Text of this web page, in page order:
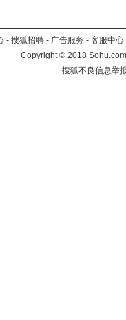
- 搜狐招聘 - 广告服务 - 客服中心
Copyright©2018
搜狐不良信息举